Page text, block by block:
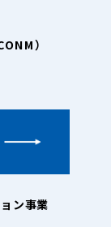
）
ン事業